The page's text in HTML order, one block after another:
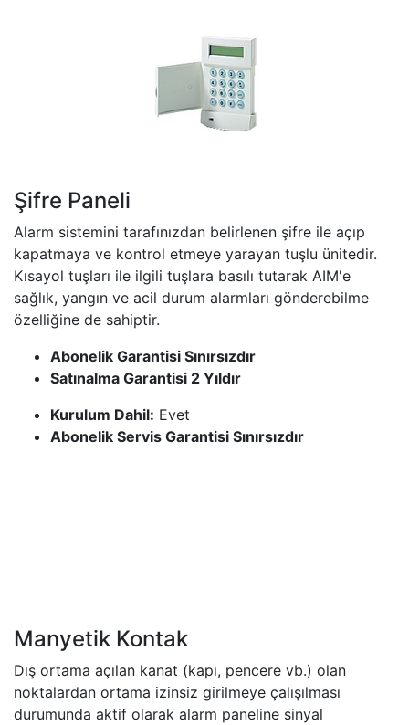
Şifre Paneli
​​Alarm sistemini t​​arafınızdan belirlenen şifre ile açıp
kapatmaya ve kontrol etmeye yarayan tuşlu ünitedir.
Kısayol tuşları ile ilgili tuşlara basılı tutarak AIM'e
sağlık, yangın ve acil durum alarmları gönderebilme
özelliğine de sahiptir.
Abonelik Garantisi Sınırsızdır
Satınalma Garantisi 2 Yıldır
Kurulum Dahil: Evet
Abonelik Servis Garantisi Sınırsızdır
Manyetik Kontak
Dış ortama açılan kanat (kapı, pencere vb.) olan
noktalardan ortama izinsiz girilmeye çalışılması
durumunda aktif olarak alarm paneline sinyal